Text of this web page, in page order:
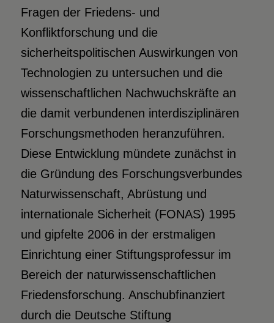
Fragen der Friedens- und
Konfliktforschung und die
sicherheitspolitischen Auswirkungen von
Technologien zu untersuchen und die
wissenschaftlichen Nachwuchskräfte an
die damit verbundenen interdisziplinären
Forschungsmethoden heranzuführen.
Diese Entwicklung mündete zunächst in
die Gründung des Forschungsverbundes
Naturwissenschaft, Abrüstung und
internationale Sicherheit (FONAS) 1995
und gipfelte 2006 in der erstmaligen
Einrichtung einer Stiftungsprofessur im
Bereich der naturwissenschaftlichen
Friedensforschung. Anschubfinanziert
durch die Deutsche Stiftung